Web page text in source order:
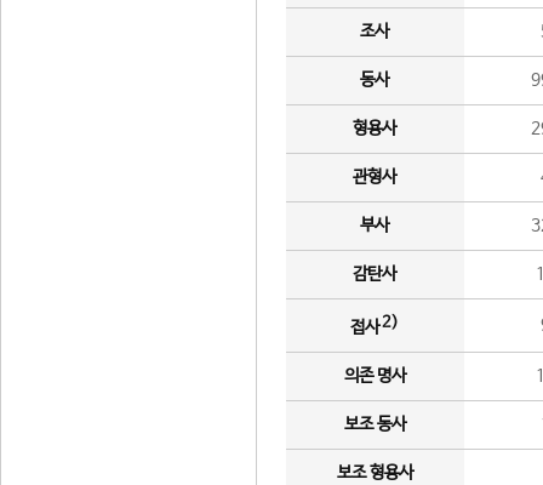
조사
동사
형용사
관형사
부사
감탄사
접사2)
의존 명사
보조 동사
보조 형용사